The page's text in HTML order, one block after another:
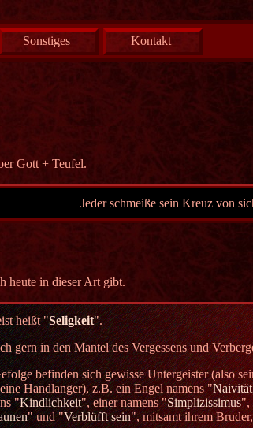
Sonstiges Kontakt
Gott + Teufel.
Jeder schmeiße sein Kreuz von
heute in dieser Art gibt.
heißt "Seligkeit".
gern in den Mantel des Vergessens und
befinden sich gewisse Untergeister (also
Handlanger), z.B. ein Engel namens "Naivität
"Kindlichkeit", einer namens "Simplizissimus",
" und "Verblüfft sein", mitsamt ihrem